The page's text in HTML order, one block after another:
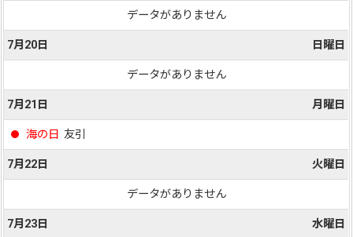
データがありません
7月20日 日曜日
データがありません
7月21日 月曜日
海の日 友引
7月22日 火曜日
データがありません
7月23日 水曜日